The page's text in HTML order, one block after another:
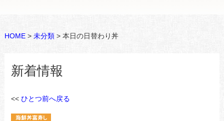
HOME> 未分類> 本日の日替わり丼
新着情報
<< ひとつ前へ戻る